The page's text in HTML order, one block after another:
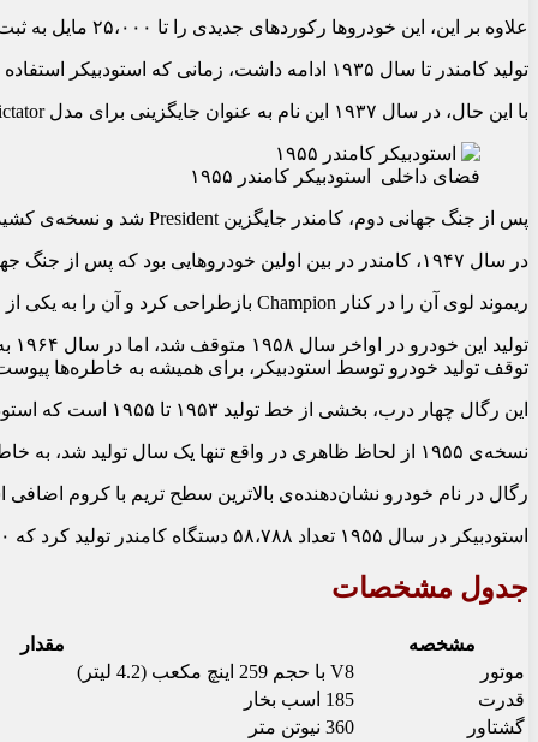
علاوه بر این، این خودروها رکوردهای جدیدی را تا ۲۵،۰۰۰ مایل به ثبت رساندند.
تولید کامندر تا سال ۱۹۳۵ ادامه داشت، زمانی که استودبیکر استفاده از این نام را کنار گذاشت.
با این حال، در سال ۱۹۳۷ این نام به عنوان جایگزینی برای مدل Dictator احیا شد.
فضای داخلی استودبیکر کامندر ۱۹۵۵
پس از جنگ جهانی دوم، کامندر جایگزین President شد و نسخه‌ی کشیده‌تر با نام Land Cruiser را به خود گرفت.
در سال ۱۹۴۷، کامندر در بین اولین خودروهایی بود که پس از جنگ جهانی دوم بازطراحی شد.
ریموند لوی آن را در کنار Champion بازطراحی کرد و آن را به یکی از متمایزترین و آینده‌نگرانه‌ترین خودروهای آن دوران تبدیل کرد.
توقف تولید خودرو توسط استودبیکر، برای همیشه به خاطره‌ها
این رگال چهار درب، بخشی از خط تولید ۱۹۵۳ تا ۱۹۵۵ است که استودبیکر را با طراحی آیرودینامیک‌تر نشان می‌دهد.
نسخه‌ی ۱۹۵۵ از لحاظ ظاهری در واقع تنها یک سال تولید شد، به خاطر جلوپنجره‌ی کرومی منحنی با دهانه‌ی “دهان ماهی” در مرکز.
رگال در نام خودرو نشان‌دهنده‌ی بالاترین سطح تریم با کروم
استودبیکر در سال ۱۹۵۵ تعداد ۵۸،۷۸۸ دستگاه کامندر تولید کرد که ۵۰ درصد از کل تولید را شامل می‌شد.
جدول مشخصات
مشخصه
مقدار
موتور
V8 با حجم 259 اینچ مکعب (4.2 لیتر)
قدرت
185 اسب بخار
گشتاور
360 نیوتن متر